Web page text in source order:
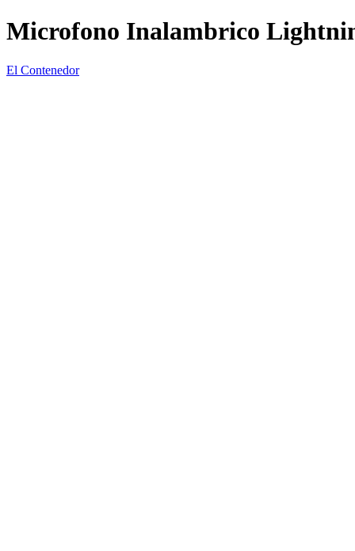
Microfono Inalambrico
El Contenedor